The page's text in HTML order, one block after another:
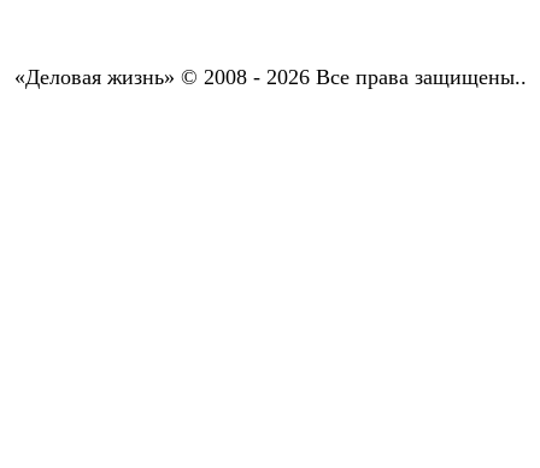
«Деловая жизнь» © 2008 - 2026 Все права защищены..